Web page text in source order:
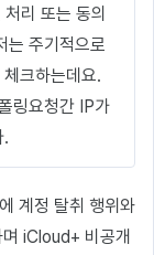
리 또는 동의
는 주기적으로
크하는데요.
링요청간 IP가
.
계정 탈취 행위와
iCloud+ 비공개